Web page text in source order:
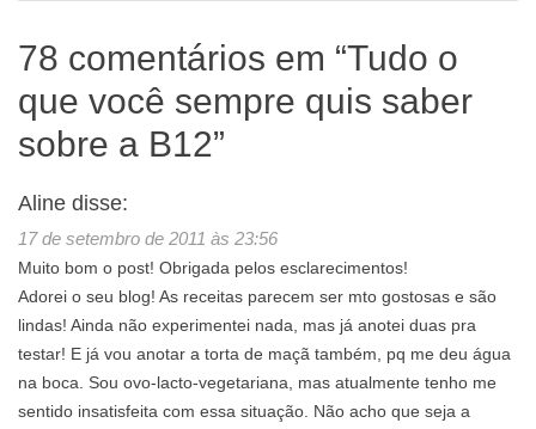
78 comentários em “Tudo o
que você sempre quis saber
sobre a B12”
Aline disse:
17 de setembro de 2011 às 23:56
Muito bom o post! Obrigada pelos esclarecimentos!
Adorei o seu blog! As receitas parecem ser mto gostosas e são
lindas! Ainda não experimentei nada, mas já anotei duas pra
testar! E já vou anotar a torta de maçã também, pq me deu água
na boca. Sou ovo-lacto-vegetariana, mas atualmente tenho me
sentido insatisfeita com essa situação. Não acho que seja a